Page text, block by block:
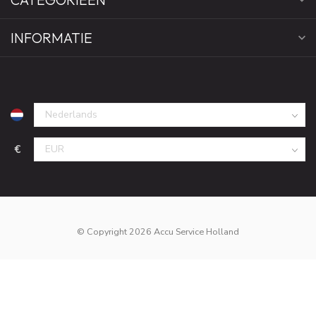
INFORMATIE
€
© Copyright 2026 Accu Service Holland